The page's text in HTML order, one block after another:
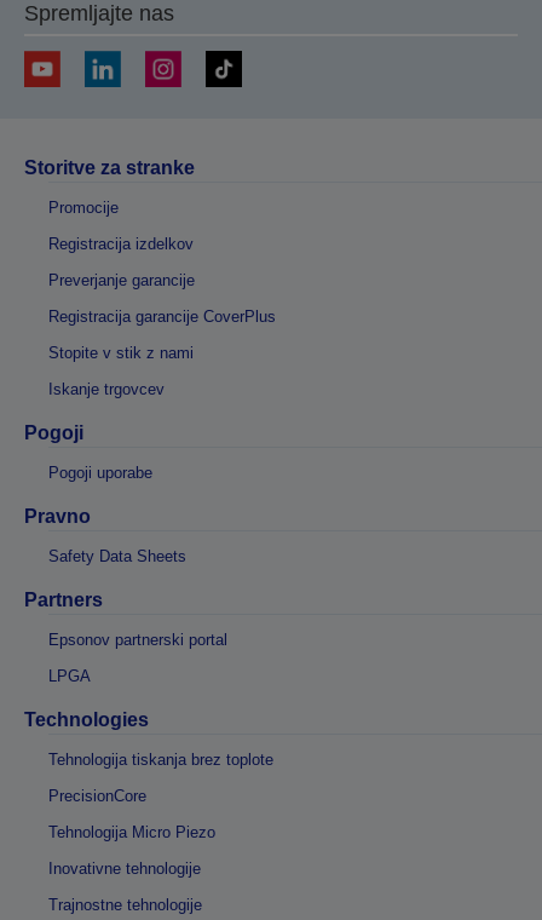
Spremljajte nas
Storitve za stranke
Promocije
Registracija izdelkov
Preverjanje garancije
Registracija garancije CoverPlus
Stopite v stik z nami
Iskanje trgovcev
Pogoji
Pogoji uporabe
Pravno
Safety Data Sheets
Partners
Epsonov partnerski portal
LPGA
Technologies
Tehnologija tiskanja brez toplote
PrecisionCore
Tehnologija Micro Piezo
Inovativne tehnologije
Trajnostne tehnologije